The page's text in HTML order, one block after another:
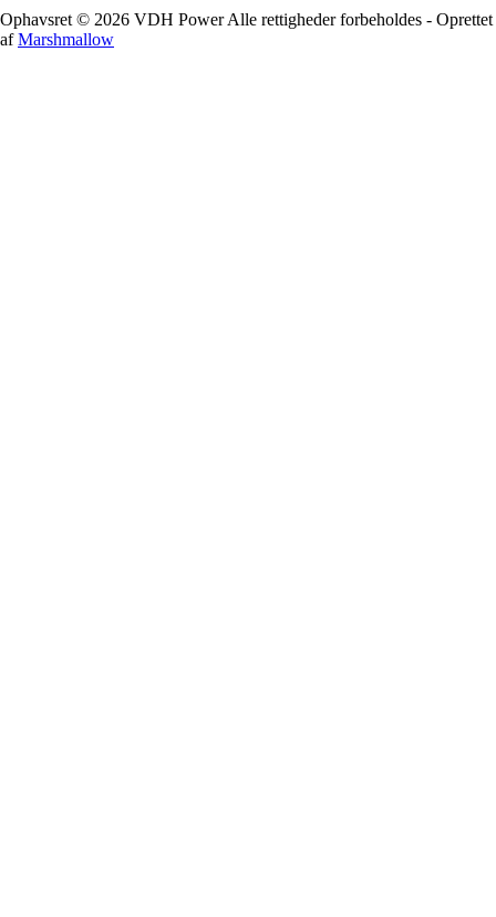
Ophavsret © 2026 VDH Power Alle rettigheder forbeholdes - Oprettet
afMarshmallow